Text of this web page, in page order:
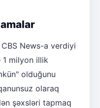
News-a verdiyi
1 milyon illik
olduğunu
olaraq
şəxsləri tapmaq